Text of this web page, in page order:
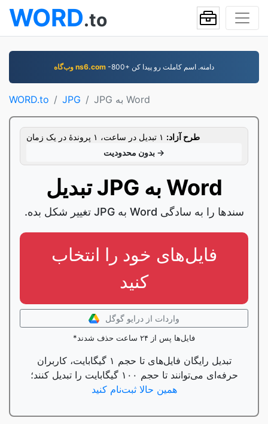
WORD.to
وب‌گاه ns6.com -800+ دامنه. اسم کاملت رو پيدا کن
WORD.to JPG JPG به Word
طرح آزاد:
بدون محدودیت →
تبدیل JPG به Word
.‏تغییر شکل بده JPG به Word سندها را به سادگی
فایل‌های خود را انتخاب
کنید
واردات از درایو گوگل
*فایل‌ها پس از ۲۴ ساعت حذف شدند
تبدیل رایگان فایل‌های تا حجم ۱ گیگابایت، کاربران
حرفه‌ای می‌توانند تا حجم ۱۰۰ گیگابایت را تبدیل کنند؛
همین حالا ثبت‌نام کنید